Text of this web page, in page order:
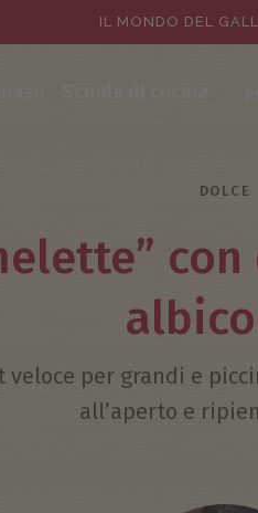
IL MONDO DEL
DOLCE
veloce per grandi e
all’aperto e